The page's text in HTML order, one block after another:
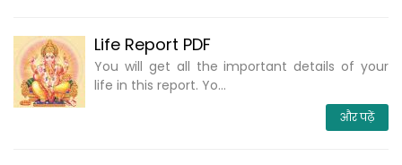
Life Report PDF
You will get all the important details of your
life in this report. Yo...
और पढ़ें